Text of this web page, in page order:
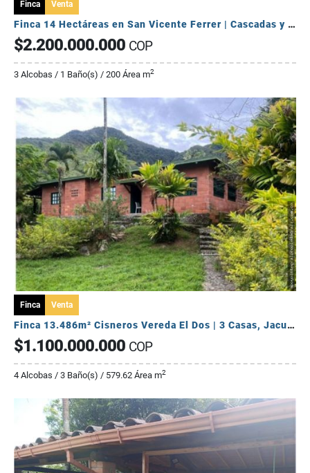
Finca Venta
Finca 14 Hectáreas en San Vicente Ferrer | Cascadas y Aguacates 🏞️🥑
$2.200.000.000 COP
3 Alcobas / 1 Baño(s) / 200 Área m2
Finca Venta
Finca 13.486m² Cisneros Vereda El Dos | 3 Casas, Jacuzzi y BBQ 🏞️
$1.100.000.000 COP
4 Alcobas / 3 Baño(s) / 579.62 Área m2